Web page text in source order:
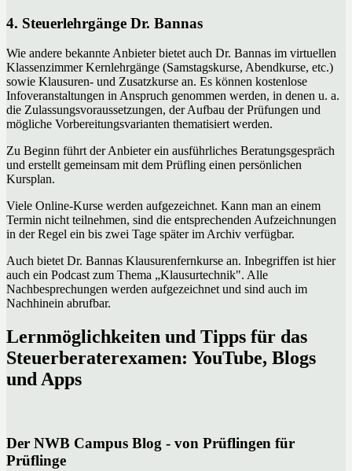
4. Steuerlehrgänge Dr. Bannas
Wie andere bekannte Anbieter bietet auch Dr. Bannas im virtuellen
Klassenzimmer Kernlehrgänge (Samstagskurse, Abendkurse, etc.)
sowie Klausuren- und Zusatzkurse an. Es können kostenlose
Infoveranstaltungen in Anspruch genommen werden, in denen u. a.
die Zulassungsvoraussetzungen, der Aufbau der Prüfungen und
mögliche Vorbereitungsvarianten thematisiert werden.
Zu Beginn führt der Anbieter ein ausführliches Beratungsgespräch
und erstellt gemeinsam mit dem Prüfling einen persönlichen
Kursplan.
Viele Online-Kurse werden aufgezeichnet. Kann man an einem
Termin nicht teilnehmen, sind die entsprechenden Aufzeichnungen
in der Regel ein bis zwei Tage später im Archiv verfügbar.
Auch bietet Dr. Bannas Klausurenfernkurse an. Inbegriffen ist hier
auch ein Podcast zum Thema „Klausurtechnik". Alle
Nachbesprechungen werden aufgezeichnet und sind auch im
Nachhinein abrufbar.
Lernmöglichkeiten und Tipps für das
Steuerberaterexamen: YouTube, Blogs
und Apps
Der NWB Campus Blog - von Prüflingen für
Prüflinge